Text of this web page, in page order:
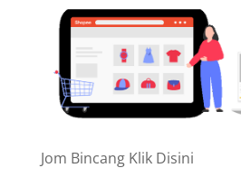
Jom Bincang Klik Disini